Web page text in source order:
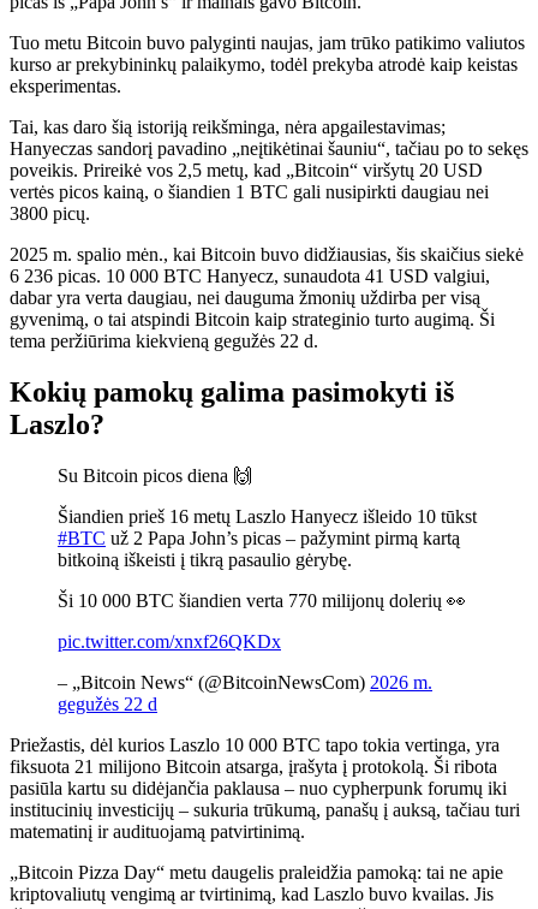
Tuo metu Bitcoin buvo palyginti naujas, jam trūko patikimo valiutos
kurso ar prekybininkų palaikymo, todėl prekyba atrodė kaip keistas
eksperimentas.
Tai, kas daro šią istoriją reikšminga, nėra apgailestavimas;
Hanyeczas sandorį pavadino „neįtikėtinai šauniu“, tačiau po to sekęs
poveikis. Prireikė vos 2,5 metų, kad „Bitcoin“ viršytų 20 USD
vertės picos kainą, o šiandien 1 BTC gali nusipirkti daugiau nei
3800 picų.
2025 m. spalio mėn., kai Bitcoin buvo didžiausias, šis skaičius siekė
6 236 picas. 10 000 BTC Hanyecz, sunaudota 41 USD valgiui,
dabar yra verta daugiau, nei dauguma žmonių uždirba per visą
gyvenimą, o tai atspindi Bitcoin kaip strateginio turto augimą. Ši
tema peržiūrima kiekvieną gegužės 22 d.
Kokių pamokų galima pasimokyti iš
Laszlo?
Su Bitcoin picos diena 🙌
Šiandien prieš 16 metų Laszlo Hanyecz išleido 10 tūkst
#BTC už 2 Papa John’s picas – pažymint pirmą kartą
bitkoiną iškeisti į tikrą pasaulio gėrybę.
Ši 10 000 BTC šiandien verta 770 milijonų dolerių 👀
pic.twitter.com/xnxf26QKDx
– „Bitcoin News“ (@BitcoinNewsCom) 2026 m.
gegužės 22 d
Priežastis, dėl kurios Laszlo 10 000 BTC tapo tokia vertinga, yra
fiksuota 21 milijono Bitcoin atsarga, įrašyta į protokolą. Ši ribota
pasiūla kartu su didėjančia paklausa – nuo ​​cypherpunk forumų iki
institucinių investicijų – sukuria trūkumą, panašų į auksą, tačiau turi
matematinį ir audituojamą patvirtinimą.
„Bitcoin Pizza Day“ metu daugelis praleidžia pamoką: tai ne apie
kriptovaliutų vengimą ar tvirtinimą, kad Laszlo buvo kvailas. Jis